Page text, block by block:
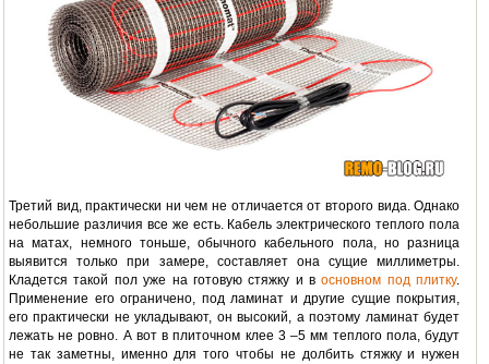
Третий вид, практически ни чем не отличается от второго вида. Однако
небольшие различия все же есть. Кабель электрического теплого пола
на матах, немного тоньше, обычного кабельного пола, но разница
выявится только при замере, составляет она сущие миллиметры.
Кладется такой пол уже на готовую стяжку и восновном под плитку.
Применение его ограничено, под ламинат и другие сущие покрытия,
его практически не укладывают, он высокий, а поэтому ламинат будет
лежать не ровно. А вот в плиточном клее 3 –5 мм теплого пола, будут
не так заметны, именно для того чтобы не долбить стяжку и нужен